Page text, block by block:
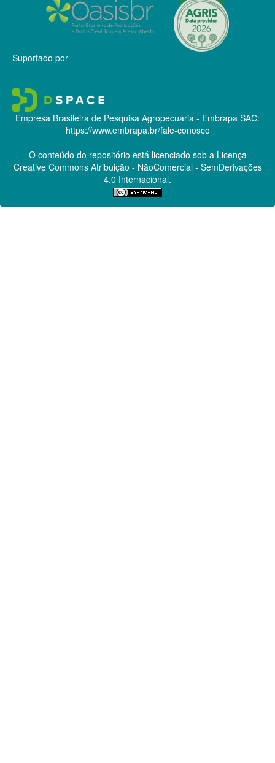
Suportado por
Empresa Brasileira de Pesquisa Agropecuária - Embrapa SAC:
https://www.embrapa.br/fale-conosco
O conteúdo do repositório está licenciado sob a Licença
Creative CommonsAtribuição - NãoComercial - SemDerivações
4.0 Internacional.